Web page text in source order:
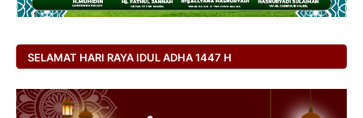
SELAMAT HARI RAYA IDUL ADHA 1447 H